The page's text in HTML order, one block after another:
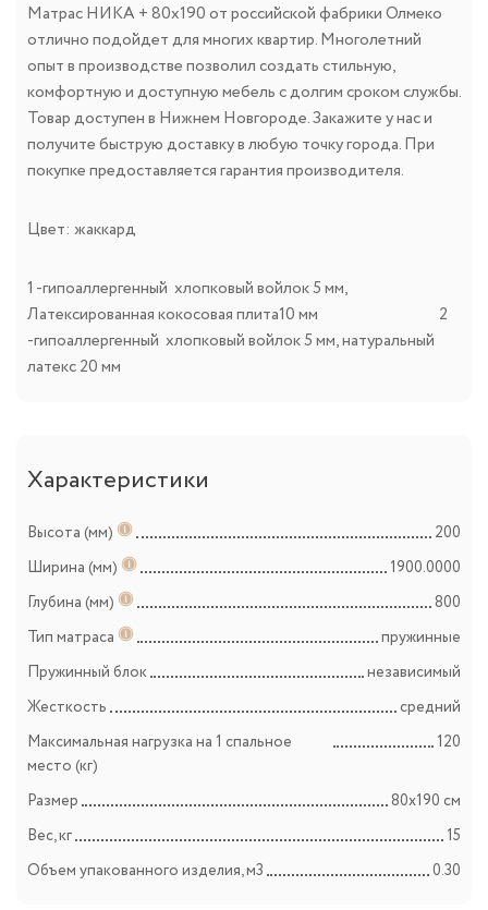
Матрас НИКА + 80х190 от российской фабрики Олмеко
отлично подойдет для многих квартир. Многолетний
опыт в производстве позволил создать стильную,
комфортную и доступную мебель с долгим сроком службы.
Товар доступен в Нижнем Новгороде. Закажите у нас и
получите быструю доставку в любую точку города. При
покупке предоставляется гарантия производителя.
Цвет: жаккард
1 -гипоаллергенный хлопковый войлок 5 мм,
Латексированная кокосовая плита10 мм 2
-гипоаллергенный хлопковый войлок 5 мм, натуральный
латекс 20 мм
Характеристики
Высота (мм)
200
Ширина (мм)
1900.0000
Глубина (мм)
800
Тип матраса
пружинные
Пружинный блок
независимый
Жесткость
средний
Максимальная нагрузка на 1 спальное
место (кг)
120
Размер
80х190 см
Вес, кг
15
Объем упакованного изделия, м3
0.30